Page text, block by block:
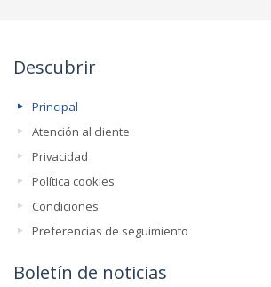
Descubrir
Principal
Atención al cliente
Privacidad
Política cookies
Condiciones
Preferencias de seguimiento
Boletín de noticias